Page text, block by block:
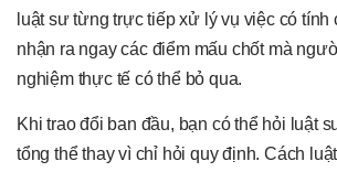
luật sư từng trực tiếp xử lý vụ việc có
nhận ra ngay các điểm mấu chốt mà
nghiệm thực tế có thể bỏ qua.
Khi trao đổi ban đầu, bạn có thể hỏi luật
tổng thể thay vì chỉ hỏi quy định. Cách